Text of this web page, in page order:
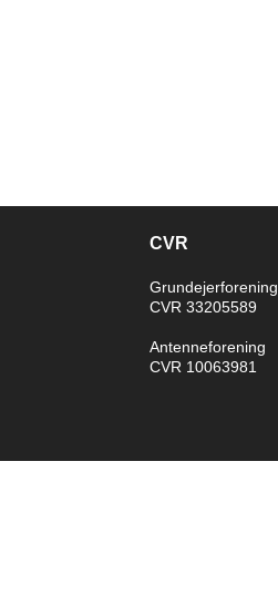
CVR
Grundejerforening
CVR 33205589
Antenneforening
CVR 10063981